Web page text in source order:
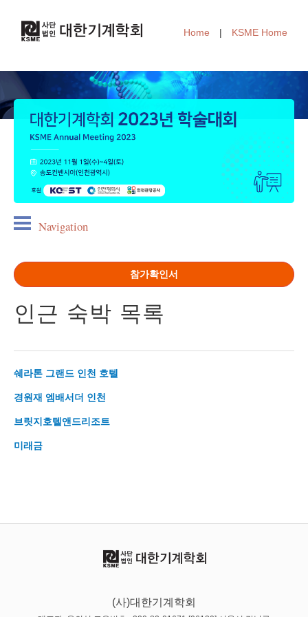
Home | KSME Home
Navigation
참가확인서
인근 숙박 목록
쉐라톤 그랜드 인천 호텔
경원재 엠배서더 인천
브릿지호텔앤드리조트
미래금
(사)대한기계학회